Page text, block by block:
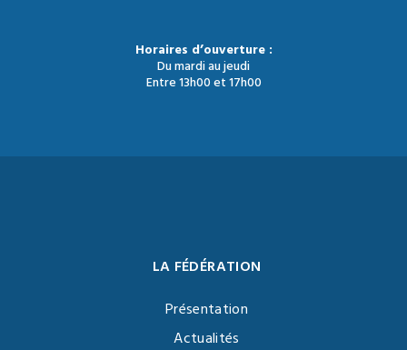
Horaires d’ouverture :
Du mardi au jeudi
Entre 13h00 et 17h00
LA FÉDÉRATION
Présentation
Actualités